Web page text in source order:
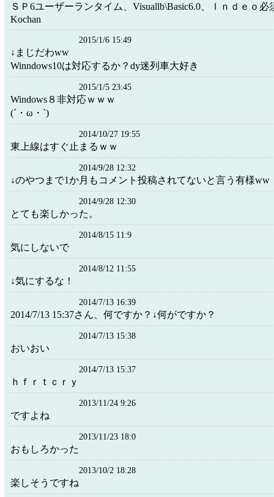
ＳＰ6ユーザーランタイム、Visuallb\Basic6.0、Ｉｎｄｅｏ必
Kochan
2015/1/6 15:49
↓まじだわww
Winndows10は対応するか？dy迷列車大好き
2015/1/5 23:45
Windows８非対応ｗｗｗ
(´・ω・`)
2014/10/27 19:55
東上線はすぐ止まるｗｗ
2014/9/28 12:32
↓のやつまで1か月もコメント投稿されてないと言う有様ww
2014/9/28 12:30
とても楽しかった。
2014/8/15 11:9
気にしないで
2014/8/12 11:55
↓気にするな！
2014/7/13 16:39
2014/7/13 15:37さん、何ですか？↓何がですか？
2014/7/13 15:38
おいおい
2014/7/13 15:37
ｈｆｒｔｃｒｙ
2013/11/24 9:26
ですよね
2013/11/23 18:0
おもしろかった
2013/10/2 18:28
楽しそうですね